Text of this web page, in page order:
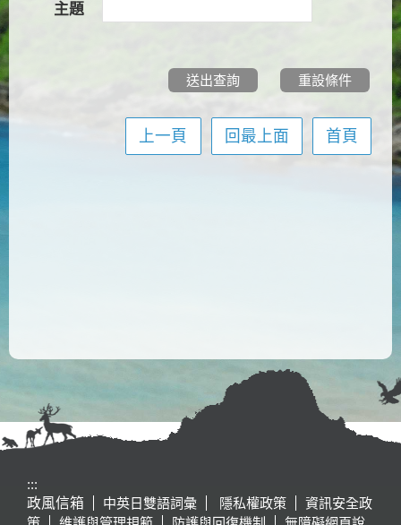
主題
上一頁 回最上面 首頁
:::
政風信箱
中英日雙語詞彙 隱私權政策
資訊安全政